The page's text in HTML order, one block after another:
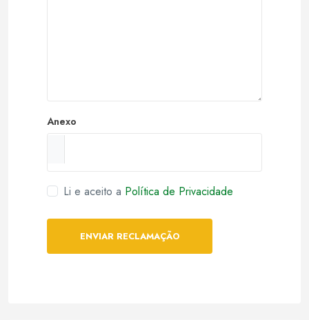
Anexo
Li e aceito a Política de Privacidade
ENVIAR RECLAMAÇÃO